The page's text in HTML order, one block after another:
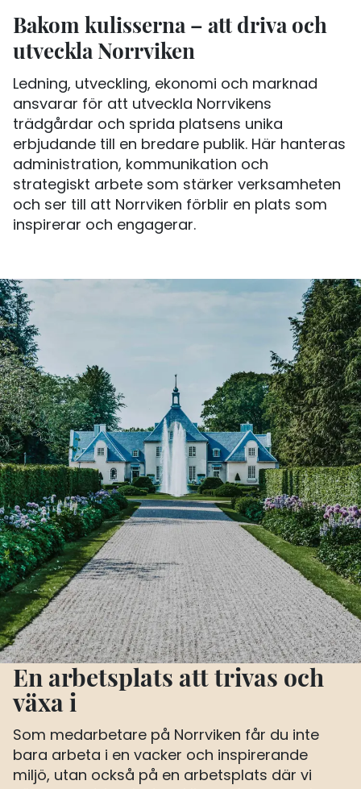
Bakom kulisserna – att driva och
utveckla Norrviken
Ledning, utveckling, ekonomi och marknad
ansvarar för att utveckla Norrvikens
trädgårdar och sprida platsens unika
erbjudande till en bredare publik. Här hanteras
administration, kommunikation och
strategiskt arbete som stärker verksamheten
och ser till att Norrviken förblir en plats som
inspirerar och engagerar.
En arbetsplats att trivas och
växa i
Som medarbetare på Norrviken får du inte
bara arbeta i en vacker och inspirerande
miljö, utan också på en arbetsplats där vi